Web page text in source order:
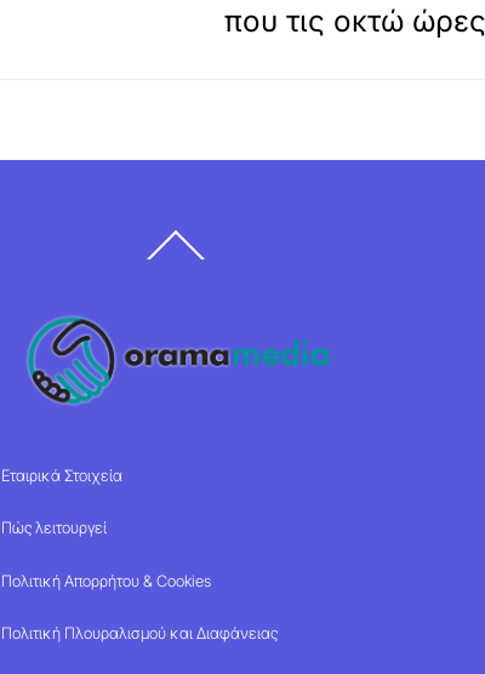
που τις οκτώ
To
Εταιρικά Στοιχεία
Πώς λειτουργεί
Πολιτική Απορρήτου & Cookies
Πολιτική Πλουραλισμού και Διαφάνειας